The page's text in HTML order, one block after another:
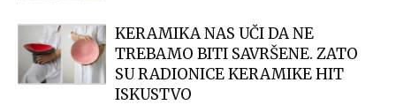
KERAMIKA NAS UČI DA NE
TREBAMO BITI SAVRŠENE. ZATO
SU RADIONICE KERAMIKE HIT
ISKUSTVO